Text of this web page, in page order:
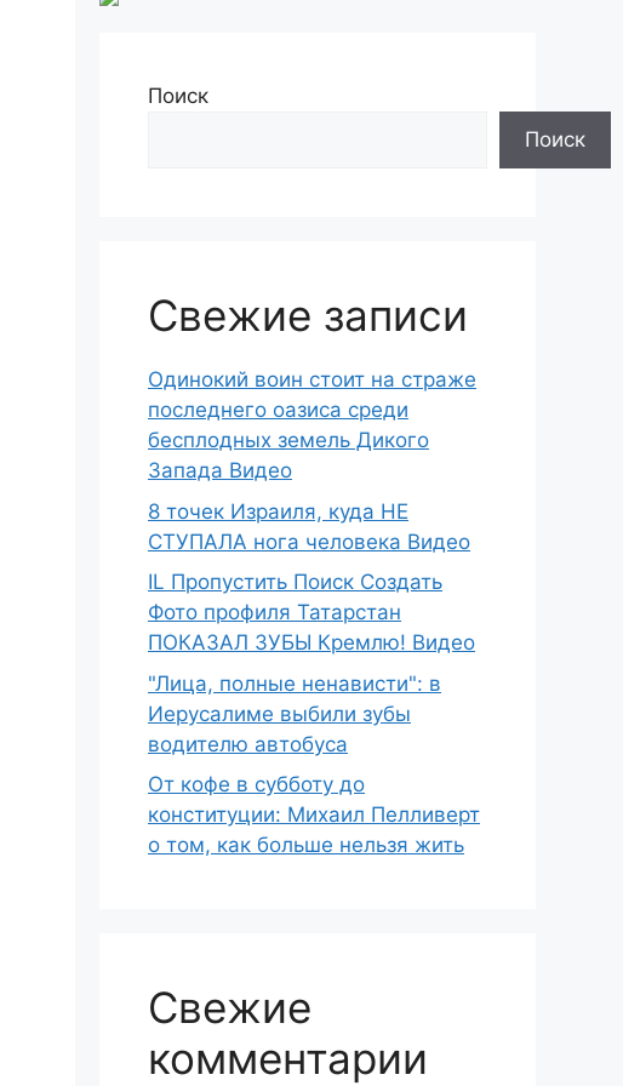
Поиск
Поиск
Свежие записи
Одинокий воин стоит на страже
последнего оазиса среди
бесплодных земель Дикого
Запада Видео
8 точек Израиля, куда НЕ
СТУПАЛА нога человека Видео
IL Пропустить Поиск Создать
Фото профиля Татарстан
ПОКАЗАЛ ЗУБЫ Кремлю! Видео
"Лица, полные ненависти": в
Иерусалиме выбили зубы
водителю автобуса
От кофе в субботу до
конституции: Михаил Пелливерт
о том, как больше нельзя жить
Свежие
комментарии